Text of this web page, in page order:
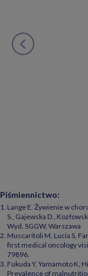
Piśmiennictwo:
Lange E. Żywienie w
S., Gajewska D.,
Wyd. SGGW, Warszawa
Muscaritoli M, Lucia S,
first medical oncology
79896.
Fukuda Y, Yamamoto K,
Prevalence of